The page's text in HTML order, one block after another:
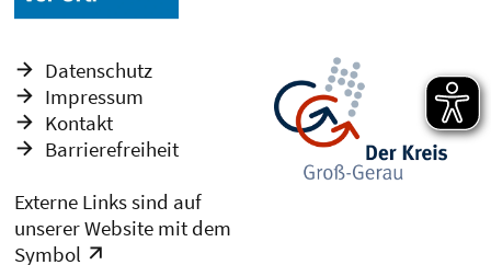
Datenschutz
Impressum
Kontakt
Barrierefreiheit
Externe Links sind auf
unserer Website mit dem
Symbol